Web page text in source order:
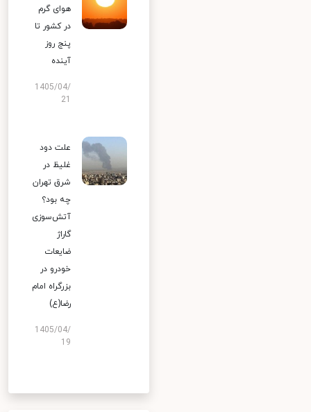
هوای گرم
در کشور تا
پنج روز
آینده
1405/04/
علت دود
غلیظ در
شرق تهران
چه بود؟
آتش‌سوزی
گاراژ
ضایعات
خودرو در
بزرگراه امام
رضا(ع)
1405/04/
19